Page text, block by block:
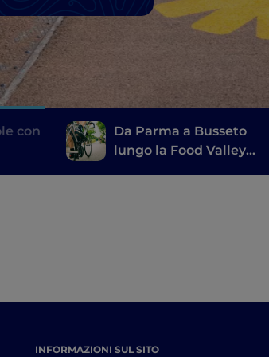
con
Da Parma a Busseto
lungo la Food Valley
INFORMAZIONI SUL SITO